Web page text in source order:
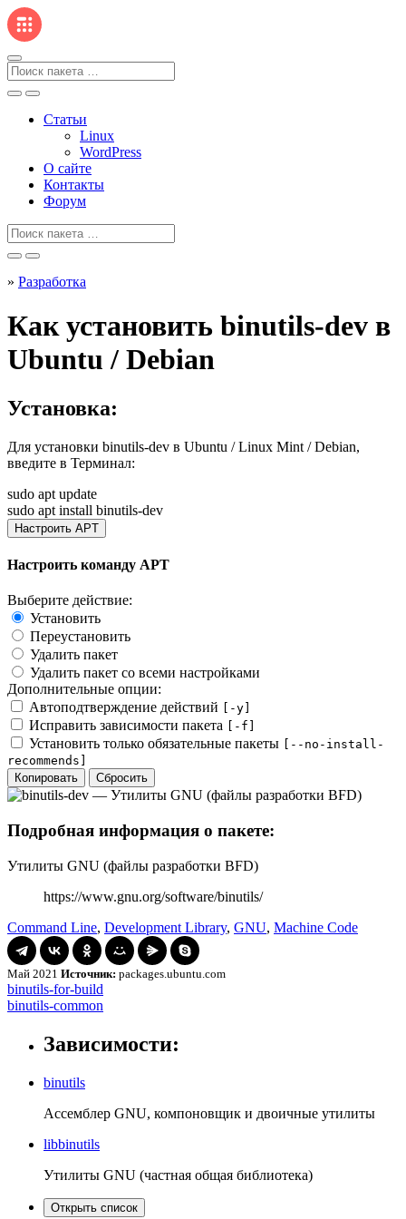
Перейти
к
содержанию
Поиск
для
Статьи
Linux
WordPress
О сайте
Контакты
Форум
Поиск
» Разработка
Как установить binutils-dev в
Ubuntu / Debian
Установка:
Для установки binutils-dev в Ubuntu / Linux Mint / Debian,
введите в Терминал:
sudo apt update
sudo apt install binutils-dev
Настроить APT
Настроить команду APT
Выберите действие:
Установить
Переустановить
Удалить пакет
Удалить пакет со всеми настройками
Дополнительные опции:
Автоподтверждение действий
[-y]
Исправить зависимости пакета [-f]
Установить только обязательные пакеты
[--no-install-
recommends]
Копировать
Сбросить
Подробная информация о пакете:
Утилиты GNU (файлы разработки BFD)
https://www.gnu.org/software/binutils/
Command Line, Development Library, GNU, Machine Code
Май 2021 Источник: packages.ubuntu.com
Навигация
по
записям
binutils-
for-
binutils-for-build
binutils-
binutils-common
Зависимости:
binutils
Ассемблер GNU, компоновщик и двоичные утилиты
libbinutils
Утилиты GNU (частная общая библиотека)
Открыть список